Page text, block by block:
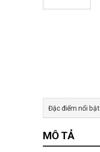
Đặc điểm nổi bật
MÔ TẢ